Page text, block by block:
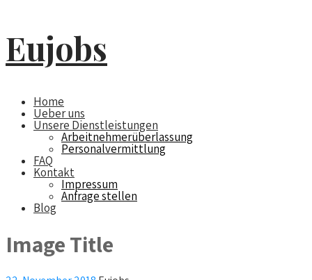
Eujobs
Home
Ueber uns
Unsere Dienstleistungen
Arbeitnehmerüberlassung
Personalvermittlung
FAQ
Kontakt
Impressum
Anfrage stellen
Blog
Image Title